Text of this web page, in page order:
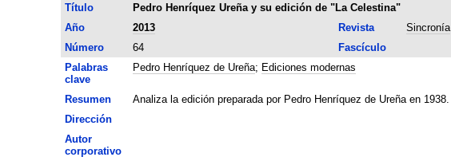
Título
Pedro Henríquez Ureña y su edición de "La Celestina"
Año
2013 Revista Sincronía
Número
64 Fascículo
Palabras
clave
Pedro Henríquez de Ureña; Ediciones modernas
Resumen
Analiza la edición preparada por Pedro Henríquez de Ureña en 1938.
Dirección
Autor
corporativo